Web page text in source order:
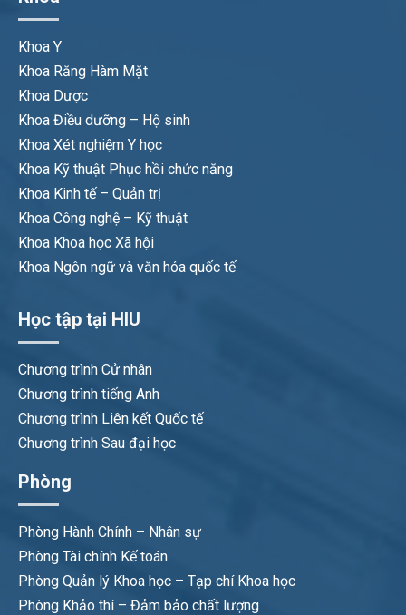
Khoa Y
Khoa Răng Hàm Mặt
Khoa Dược
Khoa Điều dưỡng – Hộ sinh
Khoa Xét nghiệm Y học
Khoa Kỹ thuật Phục hồi chức năng
Khoa Kinh tế – Quản trị
Khoa Công nghệ – Kỹ thuật
Khoa Khoa học Xã hội
Khoa Ngôn ngữ và văn hóa quốc tế
Học tập tại HIU
Chương trình Cử nhân
Chương trình tiếng Anh
Chương trình Liên kết Quốc tế
Chương trình Sau đại học
Phòng
Phòng Hành Chính – Nhân sự
Phòng Tài chính Kế toán
Phòng Quản lý Khoa học – Tạp chí Khoa học
Phòng Khảo thí – Đảm bảo chất lượng